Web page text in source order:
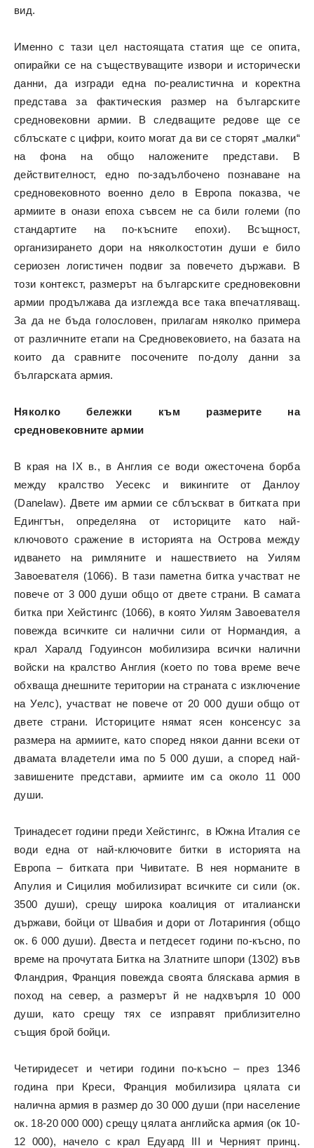
вид.
Именно с тази цел настоящата статия ще се опита,
опирайки се на съществуващите извори и исторически
данни, да изгради една по-реалистична и коректна
представа за фактическия размер на българските
средновековни армии. В следващите редове ще се
сблъскате с цифри, които могат да ви се сторят „малки“
на фона на общо наложените представи. В
действителност, едно по-задълбочено познаване на
средновековното военно дело в Европа показва, че
армиите в онази епоха съвсем не са били големи (по
стандартите на по-късните епохи). Всъщност,
организирането дори на няколкостотин души е било
сериозен логистичен подвиг за повечето държави. В
този контекст, размерът на българските средновековни
армии продължава да изглежда все така впечатляващ.
За да не бъда голословен, прилагам няколко примера
от различните етапи на Средновековието, на базата на
които да сравните посочените по-долу данни за
българската армия.
Няколко бележки към размерите на
средновековните армии
В края на IX в., в Англия се води ожесточена борба
между кралство Уесекс и викингите от Данлоу
(Danelaw). Двете им армии се сблъскват в битката при
Едингтън, определяна от историците като най-
ключовото сражение в историята на Острова между
идването на римляните и нашествието на Уилям
Завоевателя (1066). В тази паметна битка участват не
повече от 3 000 души общо от двете страни. В самата
битка при Хейстингс (1066), в която Уилям Завоевателя
повежда всичките си налични сили от Нормандия, а
крал Харалд Годуинсон мобилизира всички налични
войски на кралство Англия (което по това време вече
обхваща днешните територии на страната с изключение
на Уелс), участват не повече от 20 000 души общо от
двете страни. Историците нямат ясен консенсус за
размера на армиите, като според някои данни всеки от
двамата владетели има по 5 000 души, а според най-
завишените представи, армиите им са около 11 000
души.
Тринадесет години преди Хейстингс, в Южна Италия се
води една от най-ключовите битки в историята на
Европа – битката при Чивитате. В нея норманите в
Апулия и Сицилия мобилизират всичките си сили (ок.
3500 души), срещу широка коалиция от италиански
държави, бойци от Швабия и дори от Лотарингия (общо
ок. 6 000 души). Двеста и петдесет години по-късно, по
време на прочутата Битка на Златните шпори (1302) във
Фландрия, Франция повежда своята бляскава армия в
поход на север, а размерът й не надхвърля 10 000
души, като срещу тях се изправят приблизително
същия брой бойци.
Четиридесет и четири години по-късно – през 1346
година при Креси, Франция мобилизира цялата си
налична армия в размер до 30 000 души (при население
ок. 18-20 000 000) срещу цялата английска армия (ок 10-
12 000), начело с крал Едуард III и Черният принц.